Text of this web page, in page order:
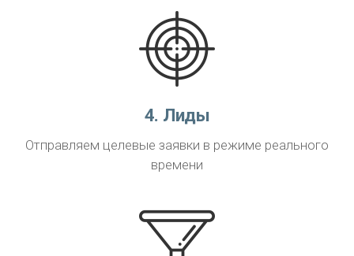
4. Лиды
Отправляем целевые заявки в режиме реального
времени